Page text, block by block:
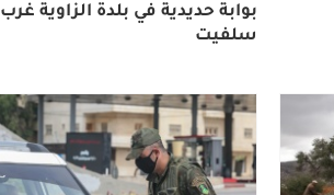
بوابة حديدية في بلدة الزاوية غرب
سلفيت